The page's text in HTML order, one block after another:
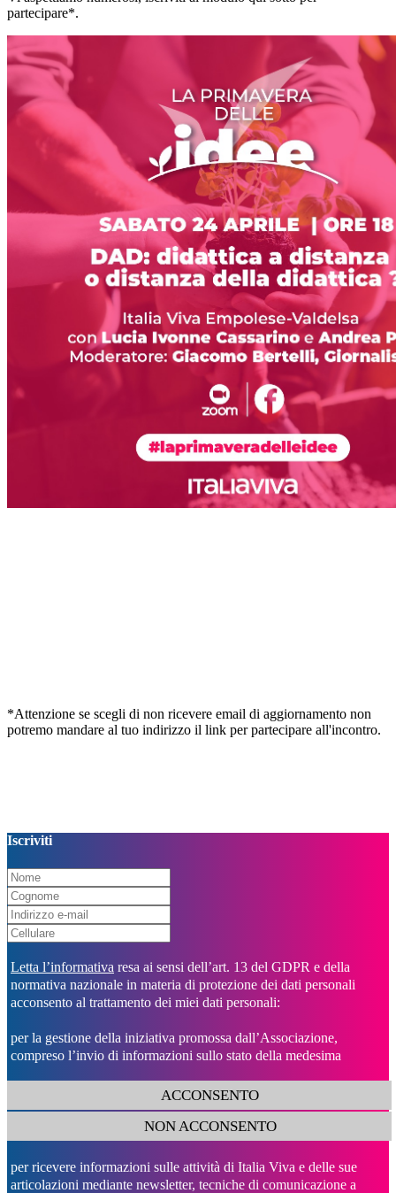
partecipare*.
*Attenzione se scegli di non ricevere email di aggiornamento non
potremo mandare al tuo indirizzo il link per partecipare all'incontro.
Iscriviti
Letta l’informativa resa ai sensi dell’art. 13 del GDPR e della
normativa nazionale in materia di protezione dei dati personali
acconsento al trattamento dei miei dati personali:
per la gestione della iniziativa promossa dall’Associazione,
compreso l’invio di informazioni sullo stato della medesima
ACCONSENTO
NON ACCONSENTO
per ricevere informazioni sulle attività di Italia Viva e delle sue
articolazioni mediante newsletter, tecniche di comunicazione a